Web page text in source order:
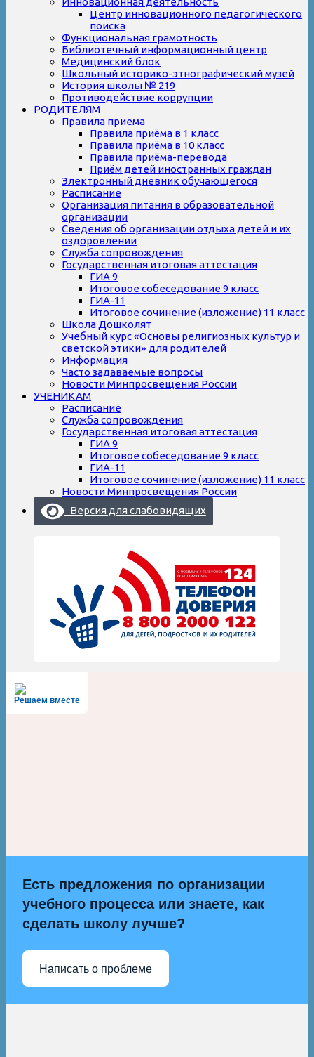
Центр инновационного педагогического
поиска
Функциональная грамотность
Библиотечный информационный центр
Медицинский блок
Школьный историко-этнографический музей
История школы № 219
Противодействие коррупции
РОДИТЕЛЯМ
Правила приема
Правила приёма в 1 класс
Правила приёма в 10 класс
Правила приёма-перевода
Приём детей иностранных граждан
Электронный дневник обучающегося
Расписание
Организация питания в образовательной
организации
Сведения об организации отдыха детей и их
оздоровлении
Служба сопровождения
Государственная итоговая аттестация
ГИА 9
Итоговое собеседование 9 класс
ГИА-11
Итоговое сочинение (изложение) 11 класс
Школа Дошколят
Учебный курс «Основы религиозных культур и
светской этики» для родителей
Информация
Часто задаваемые вопросы
Новости Минпросвещения России
УЧЕНИКАМ
Расписание
Служба сопровождения
Государственная итоговая аттестация
ГИА 9
Итоговое собеседование 9 класс
ГИА-11
Итоговое сочинение (изложение) 11 класс
Новости Минпросвещения России
Версия для слабовидящих
Решаем вместе
Есть предложения по организации
учебного процесса или знаете, как
сделать школу лучше?
Написать о проблеме